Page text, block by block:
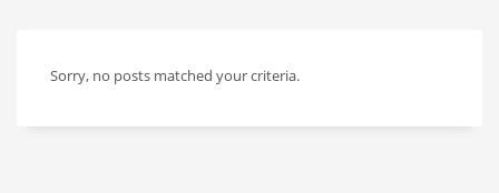
Sorry, no posts matched your criteria.